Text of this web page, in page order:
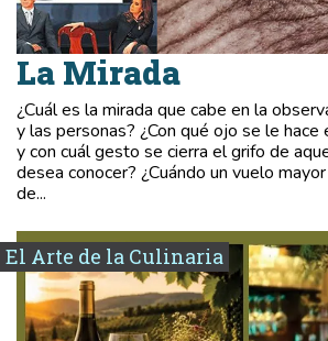
La Mirada
¿Cuál es la mirada que cabe en la
y las personas? ¿Con qué ojo se le hace
y con cuál gesto se cierra el grifo de
desea conocer? ¿Cuándo un vuelo
de...
El Arte de la Culinaria